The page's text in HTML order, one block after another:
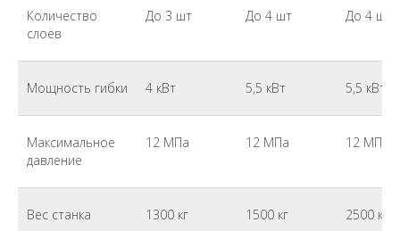
Количество
слоёв
До 3 шт До 4 шт До 4 шт
Мощность гибки 4 кВт 5,5 кВт 5,5 кВт
Максимальное
давление
12 МПа 12 МПа 12 МПа
Вес станка 1300 кг 1500 кг 2500 кг